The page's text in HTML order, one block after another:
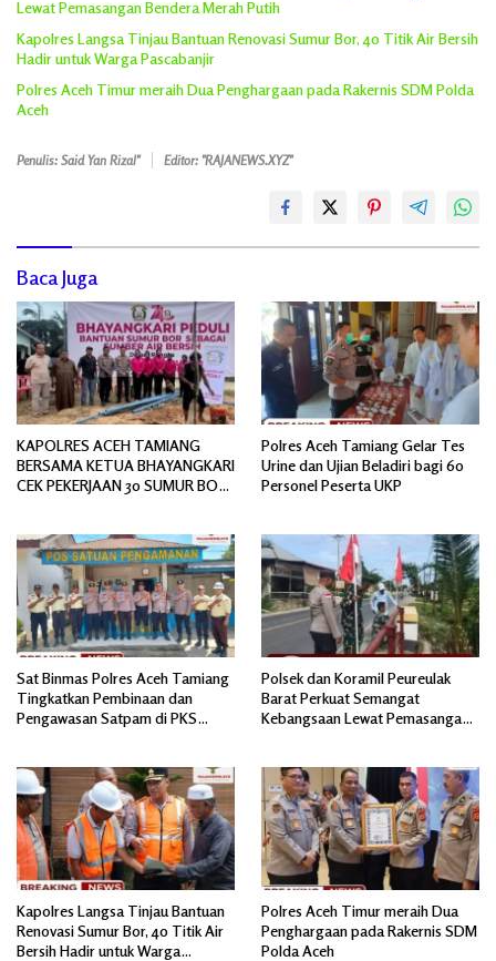
Lewat Pemasangan Bendera Merah Putih
Kapolres Langsa Tinjau Bantuan Renovasi Sumur Bor, 40 Titik Air Bersih
Hadir untuk Warga Pascabanjir
Polres Aceh Timur meraih Dua Penghargaan pada Rakernis SDM Polda
Aceh
Penulis: Said Yan Rizal" Editor: "RAJANEWS.XYZ"
Baca Juga
KAPOLRES ACEH TAMIANG
BERSAMA KETUA BHAYANGKARI
CEK PEKERJAAN 30 SUMUR BOR
Polres Aceh Tamiang Gelar Tes
Urine dan Ujian Beladiri bagi 60
Personel Peserta UKP
Sat Binmas Polres Aceh Tamiang
Tingkatkan Pembinaan dan
Pengawasan Satpam di PKS
Polsek dan Koramil Peureulak
Barat Perkuat Semangat
Kebangsaan Lewat Pemasangan
Kapolres Langsa Tinjau Bantuan
Renovasi Sumur Bor, 40 Titik Air
Bersih Hadir untuk Warga
Polres Aceh Timur meraih Dua
Penghargaan pada Rakernis SDM
Polda Aceh